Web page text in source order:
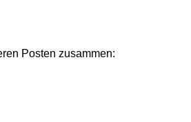
Posten zusammen: